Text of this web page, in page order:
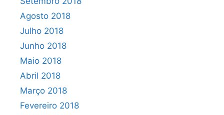
Agosto 2018
Julho 2018
Junho 2018
Maio 2018
Abril 2018
Março 2018
Fevereiro 2018